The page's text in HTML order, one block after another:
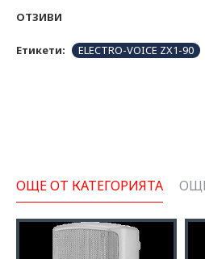
ОТЗИВИ
Етикети: ELECTRO-VOICE ZX1-90
ОЩЕ ОТ КАТЕГОРИЯТА